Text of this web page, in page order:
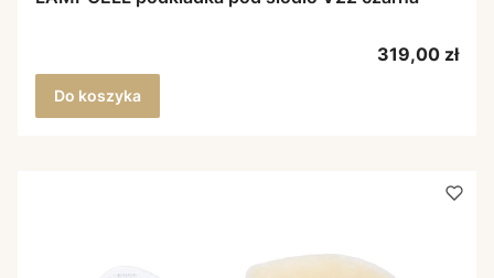
Cena
319,00 zł
Do koszyka